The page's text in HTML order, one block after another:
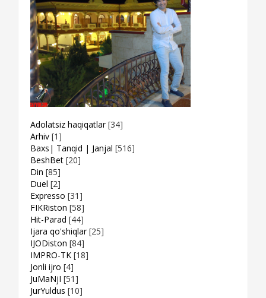
Adolatsiz haqiqatlar [34]
Arhiv [1]
Baxs| Tanqid | Janjal [516]
BeshBet [20]
Din [85]
Duel [2]
Expresso [31]
FIKRiston [58]
Hit-Parad [44]
Ijara qo'shiqlar [25]
IJODiston [84]
IMPRO-TK [18]
Jonli ijro [4]
JuMaNjI [51]
JurYuldus [10]